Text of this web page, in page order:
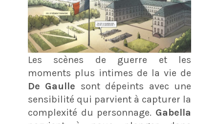
Les scènes de guerre et les
moments plus intimes de la vie de
De Gaulle sont dépeints avec une
sensibilité qui parvient à capturer la
complexité du personnage. Gabella